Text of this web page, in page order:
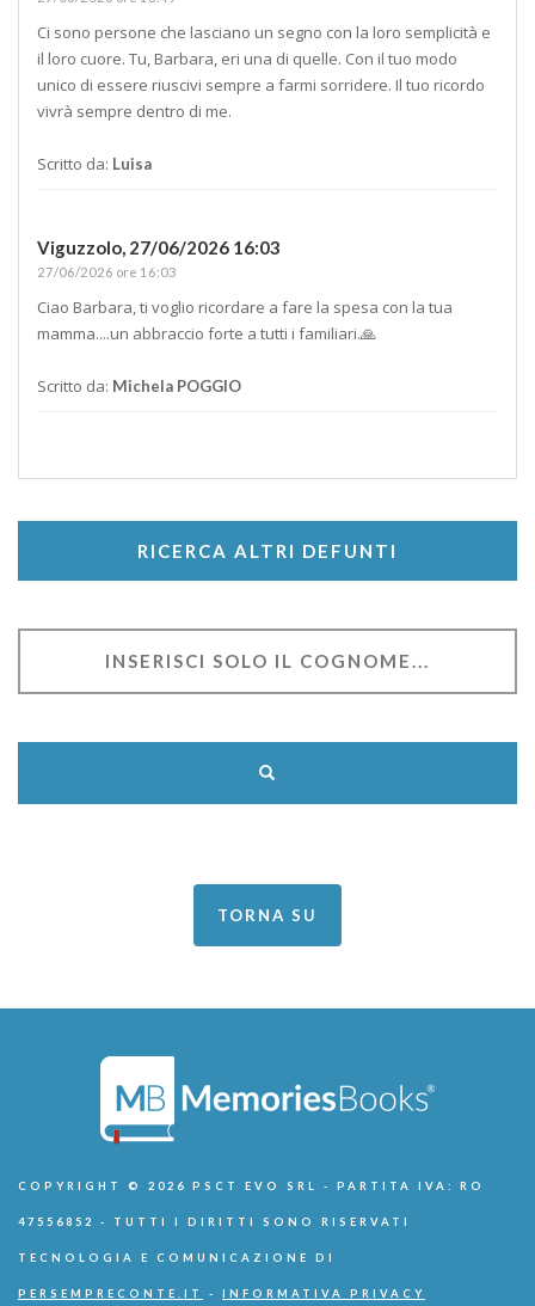
Ci sono persone che lasciano un segno con la loro semplicità e
il loro cuore. Tu, Barbara, eri una di quelle. Con il tuo modo
unico di essere riuscivi sempre a farmi sorridere. Il tuo ricordo
vivrà sempre dentro di me.
Scritto da: Luisa
Viguzzolo, 27/06/2026 16:03
27/06/2026 ore 16:03
Ciao Barbara, ti voglio ricordare a fare la spesa con la tua
mamma....un abbraccio forte a tutti i familiari.🙏
Scritto da: Michela POGGIO
RICERCA ALTRI DEFUNTI
TORNA SU
COPYRIGHT © 2026 PSCT EVO SRL - PARTITA IVA: RO
47556852 - TUTTI I DIRITTI SONO RISERVATI
TECNOLOGIA E COMUNICAZIONE DI
PERSEMPRECONTE.IT - INFORMATIVA PRIVACY